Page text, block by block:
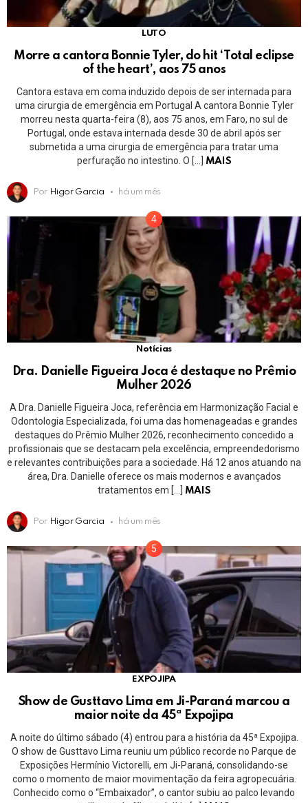
LUTO
Morre a cantora Bonnie Tyler, do hit ‘Total eclipse
of the heart’, aos 75 anos
Cantora estava em coma induzido depois de ser internada para
uma cirurgia de emergência em Portugal A cantora Bonnie Tyler
morreu nesta quarta-feira (8), aos 75 anos, em Faro, no sul de
Portugal, onde estava internada desde 30 de abril após ser
submetida a uma cirurgia de emergência para tratar uma
perfuração no intestino. O […]
MAIS
Por Higor Garcia há um mês
Notícias
Dra. Danielle Figueira Joca é destaque no Prêmio
Mulher 2026
A Dra. Danielle Figueira Joca, referência em Harmonização Facial e
Odontologia Especializada, foi uma das homenageadas e grandes
destaques do Prêmio Mulher 2026, reconhecimento concedido a
profissionais que se destacam pela excelência, empreendedorismo
e relevantes contribuições para a sociedade. Há 12 anos atuando na
área, Dra. Danielle oferece os mais modernos e avançados
tratamentos em […]
MAIS
Por Higor Garcia há um mês
EXPOJIPA
Show de Gusttavo Lima em Ji-Paraná marcou a
maior noite da 45ª Expojipa
A noite do último sábado (4) entrou para a história da 45ª Expojipa.
O show de Gusttavo Lima reuniu um público recorde no Parque de
Exposições Hermínio Victorelli, em Ji-Paraná, consolidando-se
como o momento de maior movimentação da feira agropecuária.
Conhecido como o “Embaixador”, o cantor subiu ao palco levando